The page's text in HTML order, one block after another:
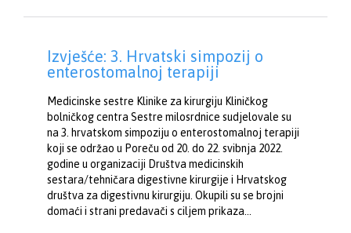
Izvješće: 3. Hrvatski simpozij o
enterostomalnoj terapiji
Medicinske sestre Klinike za kirurgiju Kliničkog
bolničkog centra Sestre milosrdnice sudjelovale su
na 3. hrvatskom simpoziju o enterostomalnoj terapiji
koji se održao u Poreču od 20. do 22. svibnja 2022.
godine u organizaciji Društva medicinskih
sestara/tehničara digestivne kirurgije i Hrvatskog
društva za digestivnu kirurgiju. Okupili su se brojni
domaći i strani predavači s ciljem prikaza…